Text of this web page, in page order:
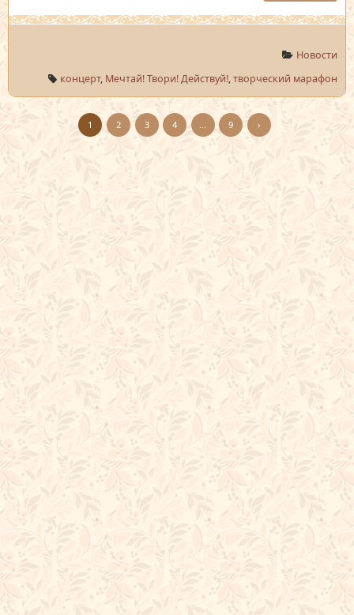
Новости
концерт, Мечтай! Твори! Действуй!,творческий марафон
1 2 3 4 9 ›